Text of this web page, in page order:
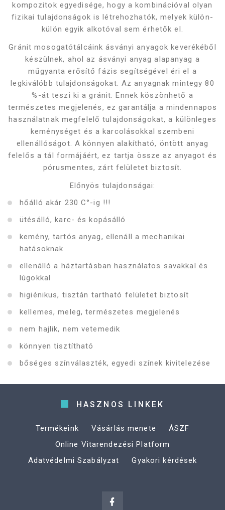
kompozitok egyedisége, hogy a kombinációval olyan
fizikai tulajdonságok is létrehozhatók, melyek külön-
külön egyik alkotóval sem érhetők el.
Gránit mosogatótálcáink ásványi anyagok keverékéből
készülnek, ahol az ásványi anyag alapanyag a
műgyanta erősítő fázis segítségével éri el a
legkiválóbb tulajdonságokat. Az anyagnak mintegy 80
%-át teszi ki a gránit. Ennek köszönhető a
természetes megjelenés, ez garantálja a mindennapos
használatnak megfelelő tulajdonságokat, a különleges
keménységet és a karcolásokkal szembeni
ellenállóságot. A könnyen alakítható, öntött anyag
felelős a tál formájáért, ez tartja össze az anyagot és
pórusmentes, zárt felületet biztosít.
Előnyös tulajdonságai:
hőálló akár 230 C°-ig !!!
ütésálló, karc- és kopásálló
kemény, tartós anyag, ellenáll a mechanikai
hatásoknak
ellenálló a háztartásban használatos savakkal és
lúgokkal
higiénikus, tisztán tartható felületet biztosít
kellemes, meleg, természetes megjelenés
nem hajlik, nem vetemedik
könnyen tisztítható
bőséges színválaszték, egyedi színek kivitelezése
HASZNOS LINKEK
Termékeink Vásárlás menete
ÁSZF
Online Vitarendezési Platform
Adatvédelmi Szabályzat
Gyakori kérdések